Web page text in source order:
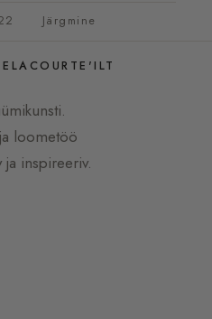
Järgmine
loometöö
inspireeriv.